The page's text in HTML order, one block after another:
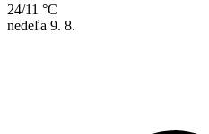
24/11 °C
nedeľa 9. 8.